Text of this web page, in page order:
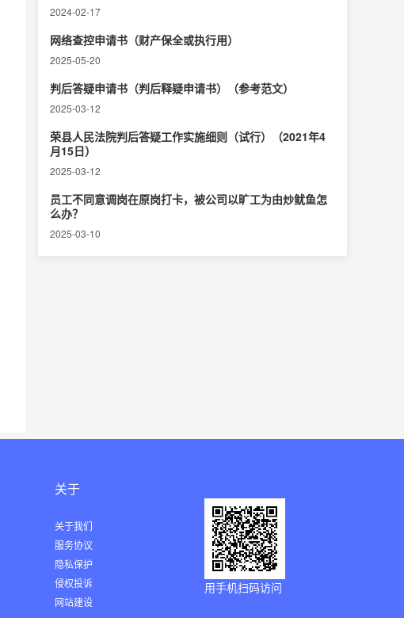
2024-02-17
网络查控申请书（财产保全或执行用）
2025-05-20
判后答疑申请书（判后释疑申请书）（参考范文）
2025-03-12
荣县人民法院判后答疑工作实施细则（试行）（2021年4
月15日）
2025-03-12
员工不同意调岗在原岗打卡，被公司以旷工为由炒鱿鱼怎
么办？
2025-03-10
关于
关于我们
服务协议
隐私保护
侵权投诉
网站建设
用手机扫码访问